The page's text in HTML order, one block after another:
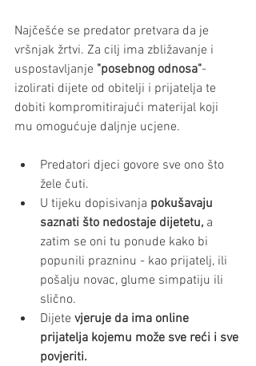
Najčešće se predator pretvara da je
vršnjak žrtvi. Za cilj ima zbližavanje i
uspostavljanje "posebnog odnosa"-
izolirati dijete od obitelji i prijatelja te
dobiti kompromitirajući materijal koji
mu omogućuje daljnje ucjene.
Predatori djeci govore sve ono što
žele čuti.
U tijeku dopisivanja pokušavaju
saznati što nedostaje dijetetu, a
zatim se oni tu ponude kako bi
popunili prazninu - kao prijatelj, ili
pošalju novac, glume simpatiju ili
slično.
Dijete vjeruje da ima online
prijatelja kojemu može sve reći i sve
povjeriti.